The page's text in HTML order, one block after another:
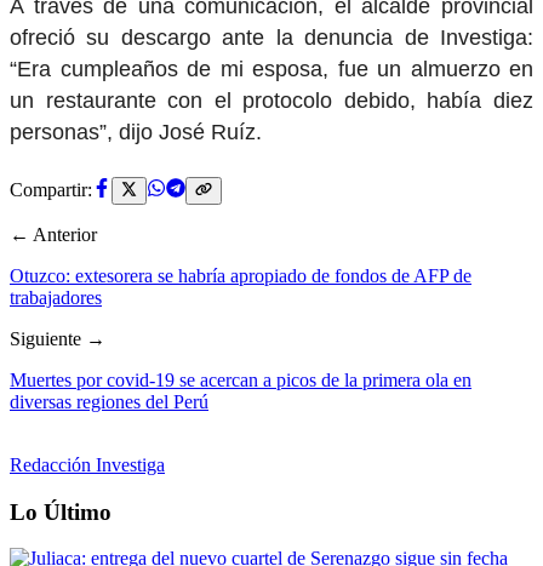
A través de una comunicación, el alcalde provincial
ofreció su descargo ante la denuncia de Investiga:
“Era cumpleaños de mi esposa, fue un almuerzo en
un restaurante con el protocolo debido, había diez
personas”, dijo José Ruíz.
Compartir:
← Anterior
Otuzco: extesorera se habría apropiado de fondos de AFP de
trabajadores
Siguiente →
Muertes por covid-19 se acercan a picos de la primera ola en
diversas regiones del Perú
Redacción Investiga
Lo Último